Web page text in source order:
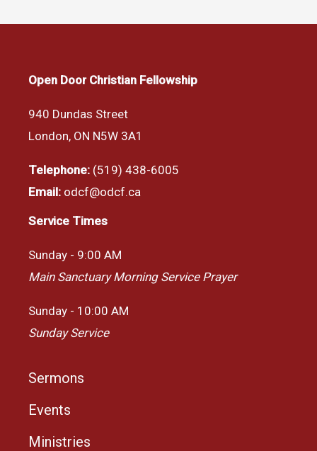
Open Door Christian Fellowship
940 Dundas Street
London, ON N5W 3A1
Telephone: (519) 438-6005
Email: odcf@odcf.ca
Service Times
Sunday - 9:00 AM
Main Sanctuary Morning Service Prayer
Sunday - 10:00 AM
Sunday Service
Sermons
Events
Ministries